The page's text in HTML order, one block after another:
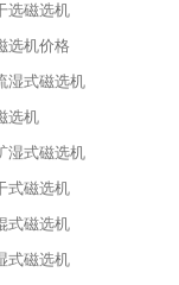
选磁选机
选机价格
湿式磁选机
选机
湿式磁选机
式磁选机
式磁选机
式磁选机